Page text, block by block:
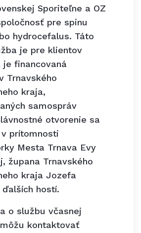
Sporiteľne a OZ
pre spinu
hydrocefalus. Táto
je pre klientov
je financovaná
Trnavského
kraja,
samospráv
otvorenie sa
prítomnosti
Mesta Trnava Evy
župana Trnavského
kraja Jozefa
hostí.
o službu včasnej
kontaktovať